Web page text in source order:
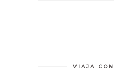
VIAJA CON